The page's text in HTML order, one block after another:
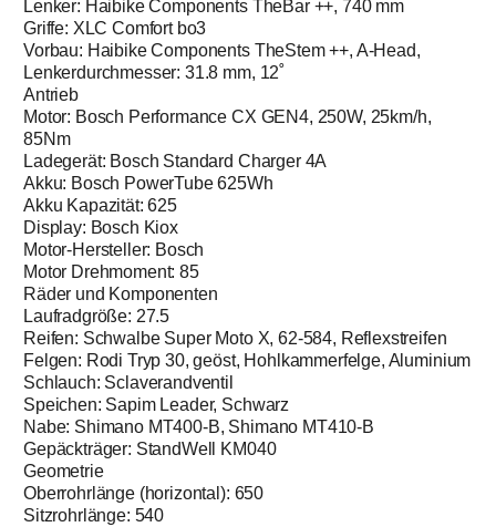
Lenker: Haibike Components TheBar ++, 740 mm
Griffe: XLC Comfort bo3
Vorbau: Haibike Components TheStem ++, A-Head,
Lenkerdurchmesser: 31.8 mm, 12˚
Antrieb
Motor: Bosch Performance CX GEN4, 250W, 25km/h,
85Nm
Ladegerät: Bosch Standard Charger 4A
Akku: Bosch PowerTube 625Wh
Akku Kapazität: 625
Display: Bosch Kiox
Motor-Hersteller: Bosch
Motor Drehmoment: 85
Räder und Komponenten
Laufradgröße: 27.5
Reifen: Schwalbe Super Moto X, 62-584, Reflexstreifen
Felgen: Rodi Tryp 30, geöst, Hohlkammerfelge, Aluminium
Schlauch: Sclaverandventil
Speichen: Sapim Leader, Schwarz
Nabe: Shimano MT400-B, Shimano MT410-B
Gepäckträger: StandWell KM040
Geometrie
Oberrohrlänge (horizontal): 650
Sitzrohrlänge: 540